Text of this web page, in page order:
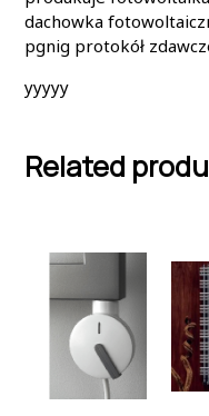
dachowka
pgnig protokół
yyyyy
Related